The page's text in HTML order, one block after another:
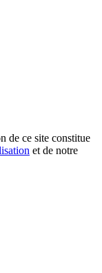
de ce site constitue
et de notre